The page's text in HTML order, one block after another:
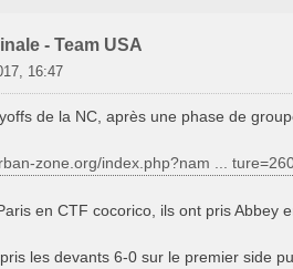
- Team USA
16:47
de la NC, après une phase de
zone.org/index.php?nam ...
en CTF cocorico, ils ont pris Abbey
les devants 6-0 sur le premier side